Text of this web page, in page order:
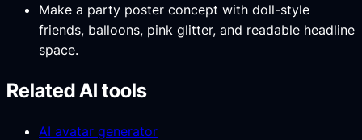
Make a party poster concept with doll-style
friends, balloons, pink glitter, and readable headline
space.
Related AI tools
AI avatar generator